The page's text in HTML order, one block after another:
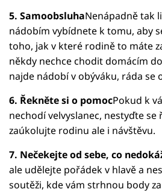
5. SamoobsluhaNenápadně tak
nádobím vybídnete k tomu, aby
toho, jak v které rodině to máte
někdy nechce chodit domácím
najde nádobí v obýváku, ráda se
6. Řekněte si o pomocPokud k
nechodí velvyslanec, nestyďte se
zaúkolujte rodinu ale i návštěvu.
7. Nečekejte od sebe, co
ale udělejte pořádek v hlavě a
soutěži, kde vám strhnou body